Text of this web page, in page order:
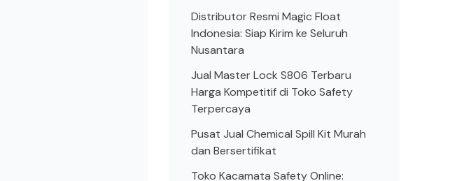
Distributor Resmi Magic Float
Indonesia: Siap Kirim ke Seluruh
Nusantara
Jual Master Lock S806 Terbaru
Harga Kompetitif di Toko Safety
Terpercaya
Pusat Jual Chemical Spill Kit Murah
dan Bersertifikat
Toko Kacamata Safety Online: